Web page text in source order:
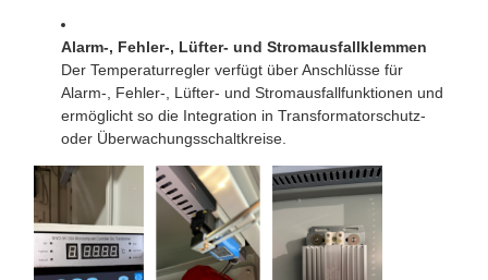
Alarm-, Fehler-, Lüfter- und Stromausfallklemmen
Der Temperaturregler verfügt über Anschlüsse für
Alarm-, Fehler-, Lüfter- und Stromausfallfunktionen und
ermöglicht so die Integration in Transformatorschutz-
oder Überwachungsschaltkreise.